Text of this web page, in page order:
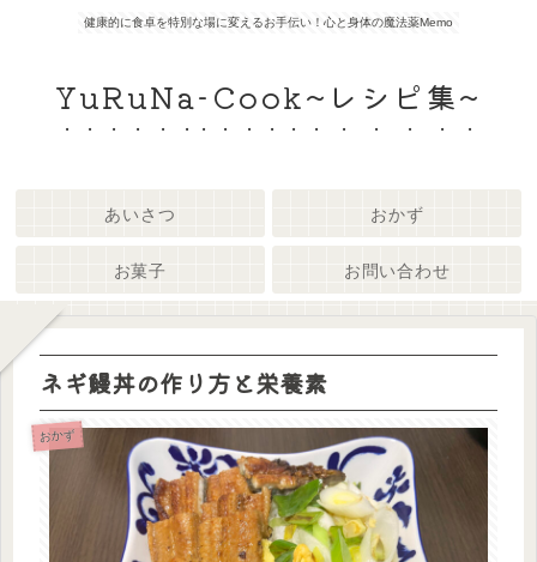
健康的に食卓を特別な場に変えるお手伝い！心と身体の魔法薬Memo
YuRuNa-Cook~レシピ集~
あいさつ おかず
お菓子 お問い合わせ
ネギ鰻丼の作り方と栄養素
おかず